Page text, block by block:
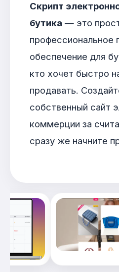
Скрипт
бутика — это
профессиональное
обеспечение для
кто хочет быстро
продавать.
собственный сайт
коммерции за
сразу же начните